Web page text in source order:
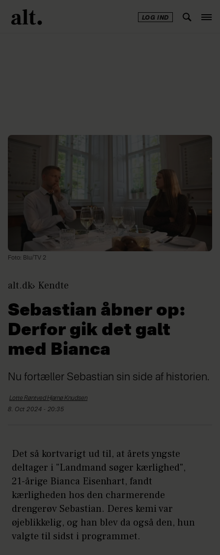
LOG IND
Foto: Blu/TV 2
alt.dk Kendte
Sebastian åbner op:
Derfor gik det galt
med Bianca
Nu fortæller Sebastian sin side af historien.
Lotte Røntved HjarnøKnudsen
8. Oct 2024 - 20:35
Det så kortvarigt ud til, at årets yngste
deltager i "Landmand søger kærlighed",
21-årige Bianca Eisenhart, fandt
kærligheden hos den charmerende
drengerøv Sebastian. Deres kemi var
øjeblikkelig, og han blev da også den, hun
valgte til sidst i programmet.